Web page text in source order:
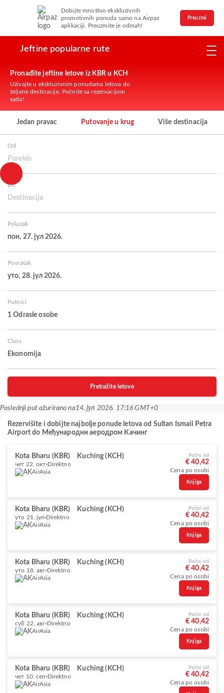
Dobijte mnoštvo ekskluzivnih
promotivnih ponuda samo na Airpaz
aplikaciji. Preuzmite je odmah!
Preuzmi
Jeftine popularne rute
Pronađite jeftine letove iz KBR u KCH
Uživajte u ekskluzivnim ponudama letova do
željene destinacije. Počnite sa rezervacijom
sada!
Jedan pravac Putovanje u krug Više destinacija
Od
Poreklo
Do
Destinacija
Polazak
пон, 27. јул 2026.
Povratak
уто, 28. јул 2026.
Putnici
1 Odrasle osobe
Class
Ekonomija
Pretražite letove
Poslednji put ažurirano na14. јул 2026. 17:16 GMT+0
Rezervišite i dobijte najbolje ponude letova od Sultan Ismail Petra
Airport do Међународни аеродром Качинг
Kota Bharu (KBR) Kuching (KCH)
чет 22. окт Direktno
AirAsia
Počni od
€ 40,42
Cena po osobi
Knjiga
Kota Bharu (KBR) Kuching (KCH)
уто 21. јул Direktno
AirAsia
Počni od
€ 40,42
Cena po osobi
Knjiga
Kota Bharu (KBR) Kuching (KCH)
уто 18. авг Direktno
AirAsia
Počni od
€ 40,42
Cena po osobi
Knjiga
Kota Bharu (KBR) Kuching (KCH)
суб 22. авг Direktno
AirAsia
Počni od
€ 40,42
Cena po osobi
Knjiga
Kota Bharu (KBR) Kuching (KCH)
чет 10. сеп Direktno
AirAsia
Počni od
€ 40,42
Cena po osobi